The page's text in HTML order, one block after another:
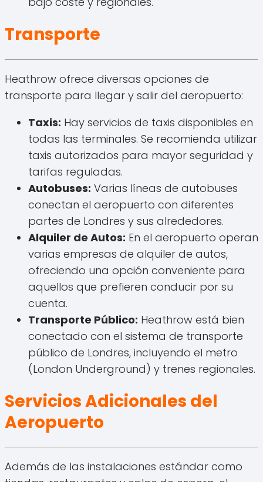
Transporte
Heathrow ofrece diversas opciones de
transporte para llegar y salir del aeropuerto:
Taxis: Hay servicios de taxis disponibles en
todas las terminales. Se recomienda utilizar
taxis autorizados para mayor seguridad y
tarifas reguladas.
Autobuses: Varias líneas de autobuses
conectan el aeropuerto con diferentes
partes de Londres y sus alrededores.
Alquiler de Autos: En el aeropuerto operan
varias empresas de alquiler de autos,
ofreciendo una opción conveniente para
aquellos que prefieren conducir por su
cuenta.
Transporte Público: Heathrow está bien
conectado con el sistema de transporte
público de Londres, incluyendo el metro
(London Underground) y trenes regionales.
Servicios Adicionales del
Aeropuerto
Además de las instalaciones estándar como